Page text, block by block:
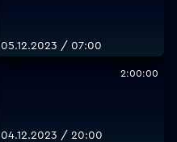
05.12.2023 / 07:00
2:00:00
04.12.2023 / 20:00